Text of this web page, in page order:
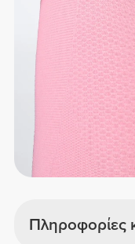
Πληροφορίες